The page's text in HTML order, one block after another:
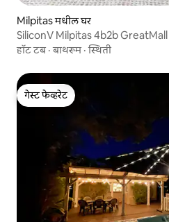
Milpitas मधील घर
हॉट टब·बाथरूम·स्थिती
गेस्ट फेव्हरेट
गेस्ट फेव्हरेट